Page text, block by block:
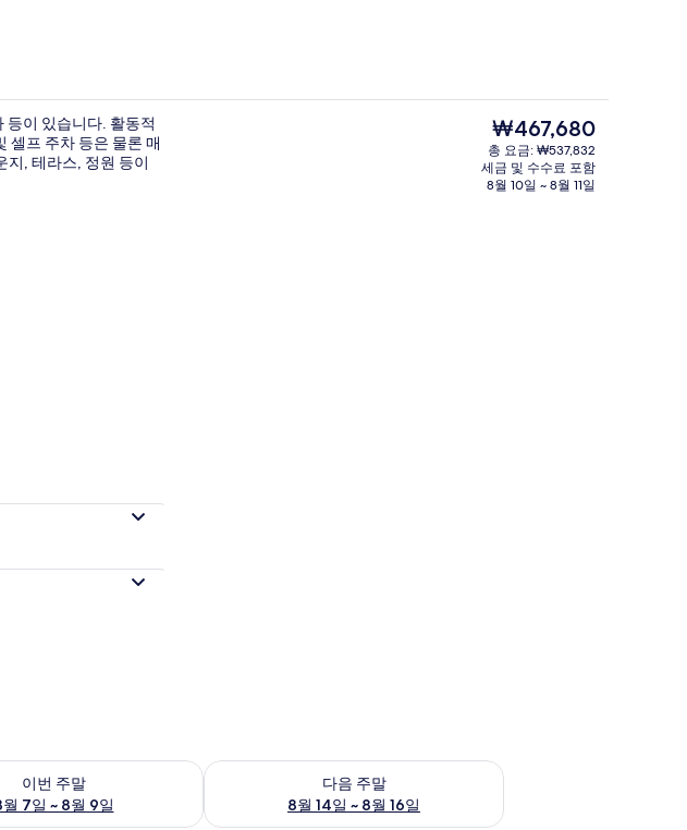
베란다
이 있습니다. 활동적
셀프 주차 등은 물론 매
, 테라스, 정원 등이
현
재
가
격
₩467,680
총 요금: ₩537,832
세금 및 수수료 포함
8월 10일 ~ 8월 11일
이번 주말
7일 ~ 8월 9일
가능 여부 확인, 8월 7일 ~ 8월 9일
다음 주말
8월 14일 ~ 8월 16일
다음 주말 예약 가능 여부 확인, 8월 14일 ~ 8월 16일